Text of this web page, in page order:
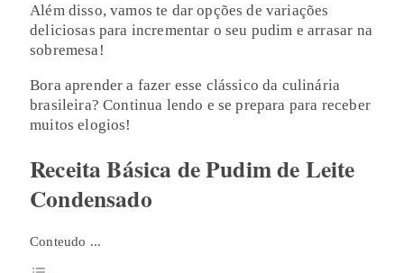
Além disso, vamos te dar opções de variações
deliciosas para incrementar o seu pudim e arrasar na
sobremesa!
Bora aprender a fazer esse clássico da culinária
brasileira? Continua lendo e se prepara para receber
muitos elogios!
Receita Básica de Pudim de Leite
Condensado
Conteudo ...